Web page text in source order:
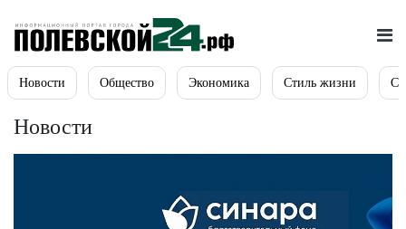
Новости Общество Экономика Стиль жизни
Новости